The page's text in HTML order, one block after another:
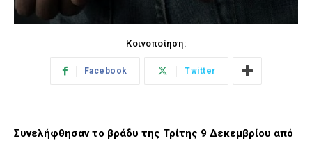
Κοινοποίηση:
Facebook Twitter
Συνελήφθησαν το βράδυ της Τρίτης 9 Δεκεμβρίου από